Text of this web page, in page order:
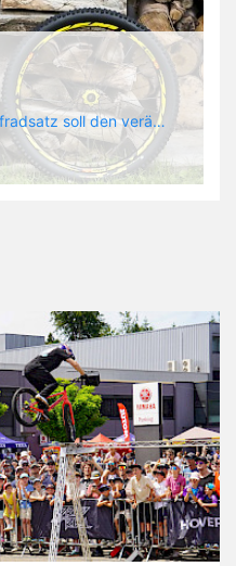
Deemax DH Der neue Laufradsatz soll den veränderten Ansprüchen im Downhill Einsatz gerecht werden: die Geschwindigkeiten werden immer höher, die Kräfte, die aufs Material wirken ebenfalls. Damit steigen natürlich auch die Ansprüche der Fahrer ans Material. Das einzige, was eventuell niedriger wird, ist der Reifendruck. Somit ergibt sich der Anforderungskatalog an das Deemax-Update. Hier ist das Ergebnis: - der Laufradsatz bekam eine neue Felge mit 28 mm Innenbreite. Laut Scott Sharples ist das der beste Kompromiss aus Stabilität, Gewicht und Steifigkeit, vor allem aber passt diese Breite am besten zu den Reifen, die aktuell auf dem Markt sind und im Renneinsatz gefahren werden. Es gehe auch breite und schmaler, 28 mm hätten sich aber im Test als Optimum herausgestellt. - mit einem 4D-Fertigungsprozess wurde die Materialverteilung optimiert: Stabilität dort, wo sie erforderlich ist, Gewichtsersparnis da, wo es Sinn macht. Somit gibt Mavic eine GGewichtsersparnis von 15 % an, ohne an Stabilität einzubüßen - neue, ultraleichte „double butted“ Speichen und ein super effizienter Freilauf - Mavics bewährtes UST System für perfekte Kompatibilität mit Tubeless Reifen - Gewicht (Laufradset): 1944 g)